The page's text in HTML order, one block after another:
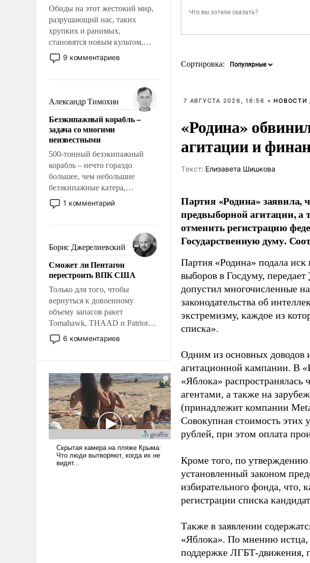
Обиды на этот жестокий мир,
разрушающий нас, таких
хрупких и ранимых,
становятся новым культом,
постепенно вытесняя и
отменяя традиционное
мужественным и твердым под
ударами судьбы, брать на себя
ответственность, помогать
слабым, идти вперед и
адаптироваться.
9 комментариев
Александр Тимохин
Безэкипажный корабль –
задача со многими
неизвестными
500-тонный безэкипажный
корабль – нечто гораздо
большее, чем небольшие
безэкипажные катера,
применение которых уже
стало обыденностью. Задача по
сложна и амбициозна. Однако
и ее реализация радикально
поднимет наши боевые
возможности.
1 комментарий
Борис Джерелиевский
Сможет ли Пентагон
перестроить ВПК США
Только для того, чтобы
вернуться к довоенному
объему запасов ракет
Tomahawk, THAAD и Patriot
США потребуется более трех
лет. Даже небольшая война с
Сложившаяся ситуация
означает многолетний период
уязвимости США, например,
перед Китаем.
6 комментариев
Сортировка:
7 АВГУСТА 2026, 16:56 • НОВОСТИ
«Родина»
агитации и
Tекст: Елизавета Шишкова
Партия «Родина» заявила,
предвыборной агитации, а
отменить регистрацию
Государственную думу.
Партия «Родина» подала
выборов в Госдуму, передает
допустил многочисленные
законодательства об
экстремизму, каждое из
списка».
Одним из основных доводов
агитационной кампании. В
«Яблока»
агентами, а также на
(принадлежит компании
Совокупная стоимость этих
рублей, при этом оплата
Кроме того, по
установленный законом
избирательного фонда, что,
регистрации списка
Также в заявлении
«Яблока». По мнению истца,
поддержке ЛГБТ-движения,